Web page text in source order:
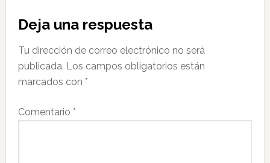
Interacciones
con
los
lectores
Deja una respuesta
Tu dirección de correo electrónico no será
publicada. Los campos obligatorios están
marcados con *
Comentario *